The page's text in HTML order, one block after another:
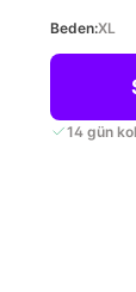
Beden:XL
14 gün